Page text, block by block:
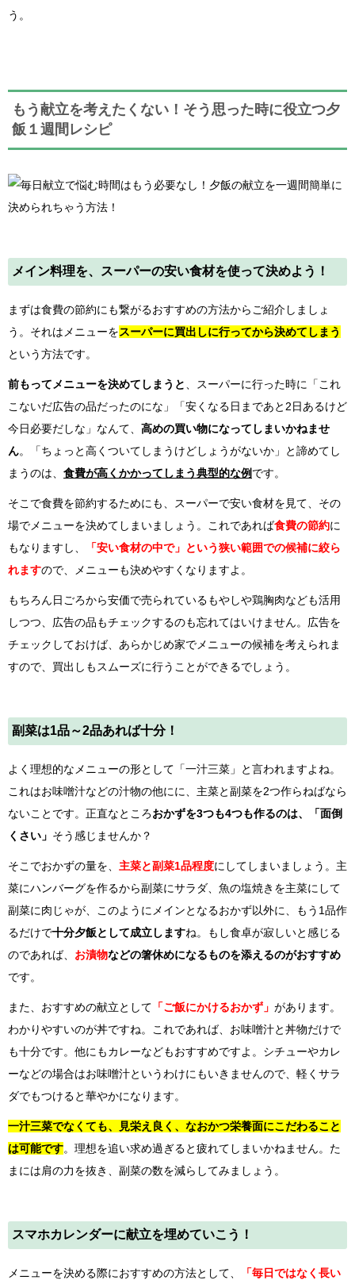
う。
もう献立を考えたくない！そう思った時に役立つ夕
飯１週間レシピ
メイン料理を、スーパーの安い食材を使って決めよう！
まずは食費の節約にも繋がるおすすめの方法からご紹介しましょ
う。それはメニューをスーパーに買出しに行ってから決めてしまう
という方法です。
前もってメニューを決めてしまうと
、スーパーに行った時に「これ
こないだ広告の品だったのにな」「安くなる日まであと2日あるけど
今日必要だしな」なんて、 高めの買い物になってしまいかねませ
ん。「ちょっと高くついてしまうけどしょうがないか」と諦めてし
まうのは、 食費が高くかかってしまう典型的な例です。
そこで食費を節約するためにも、スーパーで安い食材を見て、その
場でメニューを決めてしまいましょう。これであれば食費の節約に
もなりますし、
「安い食材の中で」という狭い範囲での候補に絞ら
れますので、メニューも決めやすくなりますよ。
もちろん日ごろから安価で売られているもやしや鶏胸肉なども活用
しつつ、広告の品もチェックするのも忘れてはいけません。広告を
チェックしておけば、あらかじめ家でメニューの候補を考えられま
すので、買出しもスムーズに行うことができるでしょう。
副菜は1品～2品あれば十分！
よく理想的なメニューの形として「一汁三菜」と言われますよね。
これはお味噌汁などの汁物の他にに、主菜と副菜を2つ作らねばなら
ないことです。正直なところおかずを3つも4つも作るのは、「面倒
くさい」 そう感じませんか？
そこでおかずの量を、 主菜と副菜1品程度にしてしまいましょう。主
菜にハンバーグを作るから副菜にサラダ、魚の塩焼きを主菜にして
副菜に肉じゃが、このようにメインとなるおかず以外に、もう1品作
るだけで十分夕飯として成立しますね。もし食卓が寂しいと感じる
のであれば、 お漬物などの箸休めになるものを添えるのがおすすめ
です。
また、おすすめの献立として 「ご飯にかけるおかず」 があります。
わかりやすいのが丼ですね。これであれば、お味噌汁と丼物だけで
も十分です。他にもカレーなどもおすすめですよ。シチューやカレ
ーなどの場合はお味噌汁というわけにもいきませんので、軽くサラ
ダでもつけると華やかになります。
一汁三菜でなくても、見栄え良く、なおかつ栄養面にこだわること
は可能です。理想を追い求め過ぎると疲れてしまいかねません。た
まには肩の力を抜き、副菜の数を減らしてみましょう。
スマホカレンダーに献立を埋めていこう！
メニューを決める際におすすめの方法として、 「毎日ではなく長い